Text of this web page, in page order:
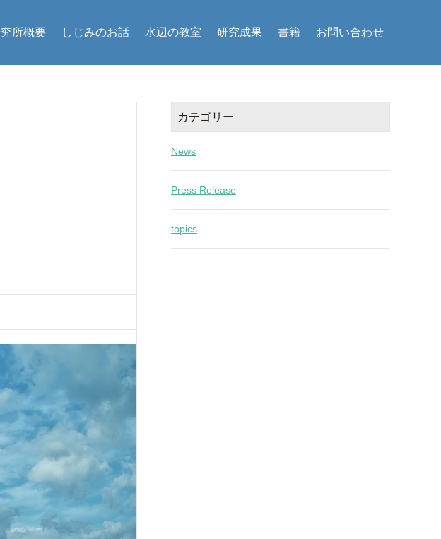
所概要 しじみのお話 水辺の教室 研究成果 書籍 お問い合わせ
カテゴリー
News
Press Release
topics